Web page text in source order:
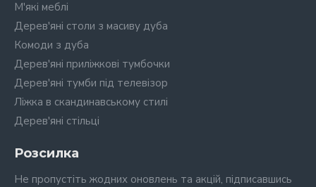
М'які меблі
Дерев'яні столи з масиву дуба
Комоди з дуба
Дерев'яні приліжкові тумбочки
Дерев'яні тумби під телевізор
Ліжка в скандинавському стилі
Дерев'яні стільці
Розсилка
Не пропустіть жодних оновлень та акцій, підписавшись